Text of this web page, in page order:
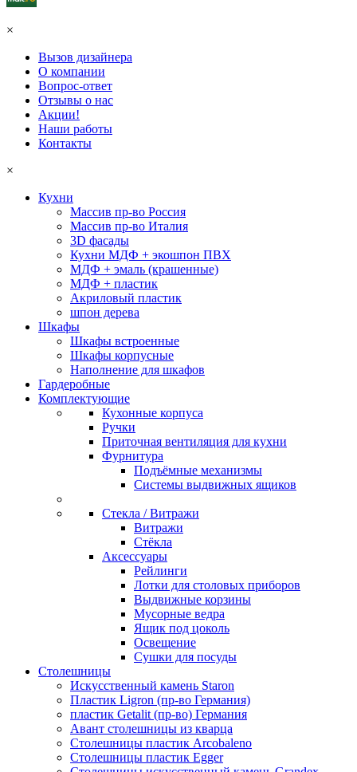
×
Вызов дизайнера
О компании
Вопрос-ответ
Отзывы о нас
Акции!
Наши работы
Контакты
×
Кухни
Массив пр-во Россия
Массив пр-во Италия
3D фасады
Кухни МДФ + экошпон ПВХ
МДФ + эмаль (крашенные)
МДФ + пластик
Акриловый пластик
шпон дерева
Шкафы
Шкафы встроенные
Шкафы корпусные
Наполнение для шкафов
Гардеробные
Комплектующие
Кухонные корпуса
Ручки
Приточная вентиляция для кухни
Фурнитура
Подъёмные механизмы
Системы выдвижных ящиков
Стекла / Витражи
Витражи
Стёкла
Аксессуары
Рейлинги
Лотки для столовых приборов
Выдвижные корзины
Мусорные ведра
Ящик под цоколь
Освещение
Сушки для посуды
Столешницы
Искусственный камень Staron
Пластик Ligron (пр-во Германия)
пластик Getalit (пр-во) Германия
Авант столешницы из кварца
Столешницы пластик Arcobaleno
Столешницы пластик Egger